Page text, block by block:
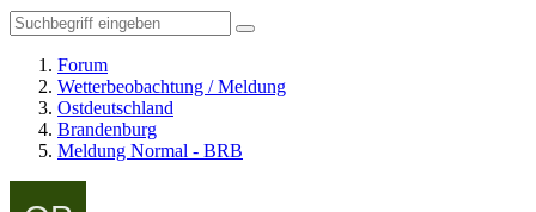
Forum
Wetterbeobachtung / Meldung
Ostdeutschland
Brandenburg
Meldung Normal - BRB